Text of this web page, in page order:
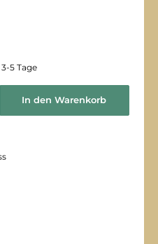
5 von 5 Sternen
5 Tage
In den Warenkorb